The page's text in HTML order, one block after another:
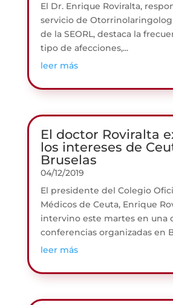
El Dr. Enrique Roviralta,
servicio de
de la SEORL, destaca la
tipo de afecciones,...
leer más
El doctor Roviralta
los intereses de
Bruselas
04/12/2019
El presidente del Colegio
Médicos de Ceuta, Enrique
intervino este martes en una
conferencias organizadas en
leer más